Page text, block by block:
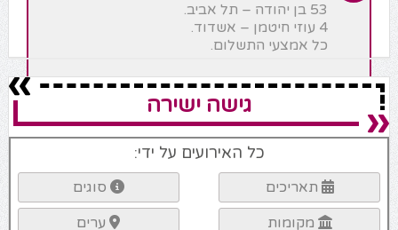
53 בן יהודה – תל אביב.
4 עוזי חיטמן – אשדוד.
כל אמצעי התשלום.
גישה ישירה
כל האירועים על ידי:
סוגים
תאריכים
ערים
מקומות